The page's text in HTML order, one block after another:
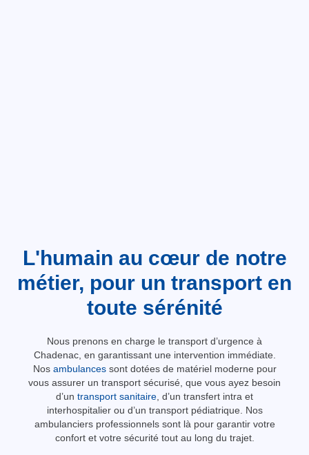
L'humain au cœur de notre
métier, pour un transport en
toute sérénité
Nous prenons en charge le transport d’urgence à
Chadenac, en garantissant une intervention immédiate.
Nos ambulancessont dotées de matériel moderne pour
vous assurer un transport sécurisé, que vous ayez besoin
d’un transport sanitaire, d’un transfert intra et
interhospitalier ou d’un transport pédiatrique. Nos
ambulanciers professionnels sont là pour garantir votre
confort et votre sécurité tout au long du trajet.